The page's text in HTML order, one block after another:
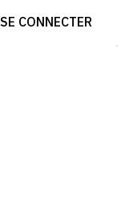
SE CONNECTER